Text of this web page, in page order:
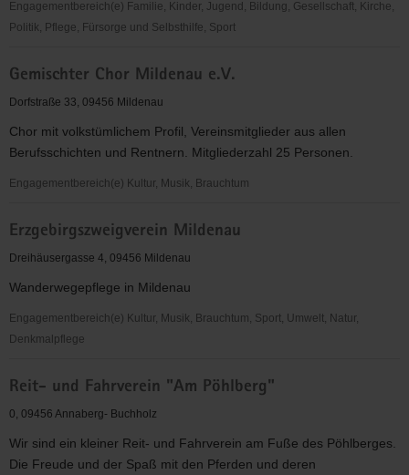
Engagementbereich(e) Familie, Kinder, Jugend, Bildung, Gesellschaft, Kirche,
Politik, Pflege, Fürsorge und Selbsthilfe, Sport
e.V.
Gemischter Chor Mildenau e.V.
Dorfstraße 33, 09456 Mildenau
Chor mit volkstümlichem Profil, Vereinsmitglieder aus allen
Berufsschichten und Rentnern. Mitgliederzahl 25 Personen.
Engagementbereich(e) Kultur, Musik, Brauchtum
Chor
Mildenau
Erzgebirgszweigverein Mildenau
Dreihäusergasse 4, 09456 Mildenau
Wanderwegepflege in Mildenau
Engagementbereich(e) Kultur, Musik, Brauchtum, Sport, Umwelt, Natur,
Denkmalpflege
Mildenau
Reit- und Fahrverein "Am Pöhlberg"
0, 09456 Annaberg- Buchholz
Wir sind ein kleiner Reit- und Fahrverein am Fuße des Pöhlberges.
Die Freude und der Spaß mit den Pferden und deren